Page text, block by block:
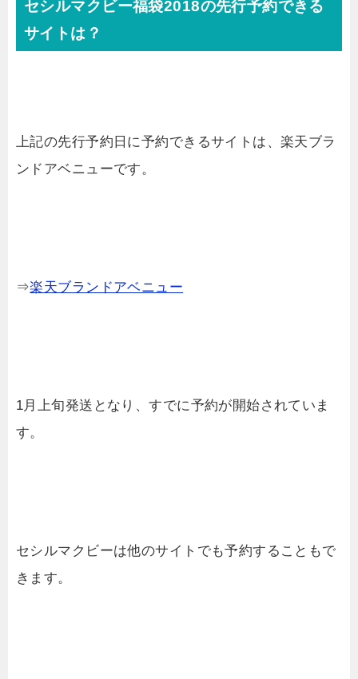
セシルマクビー福袋2018の先行予約できる
サイトは？
上記の先行予約日に予約できるサイトは、楽天ブラ
ンドアベニューです。
⇒楽天ブランドアベニュー
1月上旬発送となり、すでに予約が開始されていま
す。
セシルマクビーは他のサイトでも予約することもで
きます。